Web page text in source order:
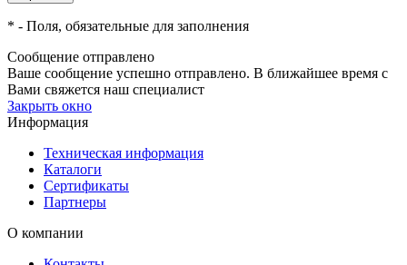
* - Поля, обязательные для заполнения
Сообщение отправлено
Ваше сообщение успешно отправлено. В ближайшее время с
Вами свяжется наш специалист
Закрыть окно
Информация
Техническая информация
Каталоги
Сертификаты
Партнеры
О компании